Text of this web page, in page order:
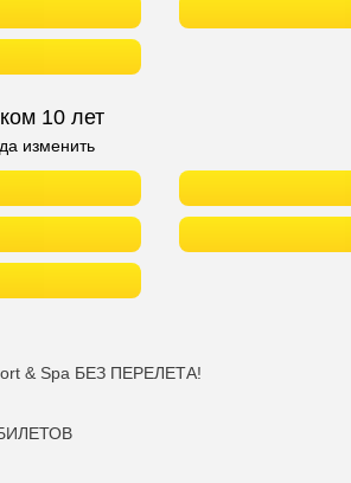
10 лет
изменить
& Spa БЕЗ ПЕРЕЛЕТА!